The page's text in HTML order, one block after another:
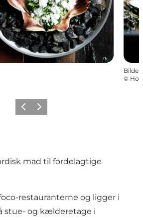
Bilde:
©
ForrigeNeste
mad til fordelagtige
restauranterne og ligger i
stue- og kælderetage i